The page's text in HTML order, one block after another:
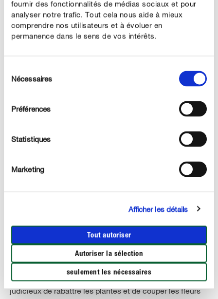
fournir des fonctionnalités de médias sociaux et pour
analyser notre trafic. Tout cela nous aide à mieux
comprendre nos utilisateurs et à évoluer en
permanence dans le sens de vos intérêts.
duNécessaires
Préférences
Statistiques
Marketing
Afficher les détails
Tout autoriser
Autoriser la sélection
seulement les nécessaires
Cette mesure est radicale mais efficace : il peut s’avérer
judicieux de rabattre les plantes et de couper les fleurs